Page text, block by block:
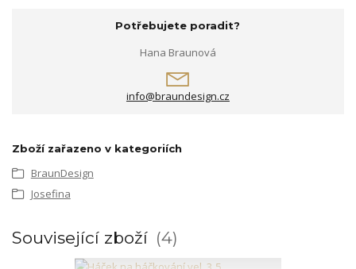
Potřebujete poradit?
Hana Braunová
info@braundesign.cz
Zboží zařazeno v kategoriích
BraunDesign
Josefina
Související zboží 4